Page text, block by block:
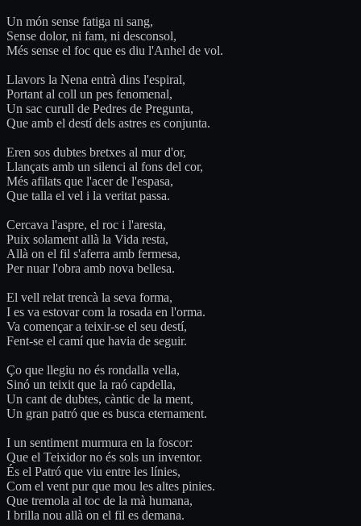
Un món sense fatiga ni sang,
Sense dolor, ni fam, ni desconsol,
Més sense el foc que es diu l'Anhel de vol.
Llavors la Nena entrà dins l'espiral,
Portant al coll un pes fenomenal,
Un sac curull de Pedres de Pregunta,
Que amb el destí dels astres es conjunta.
Eren sos dubtes bretxes al mur d'or,
Llançats amb un silenci al fons del cor,
Més afilats que l'acer de l'espasa,
Que talla el vel i la veritat passa.
Cercava l'aspre, el roc i l'aresta,
Puix solament allà la Vida resta,
Allà on el fil s'aferra amb fermesa,
Per nuar l'obra amb nova bellesa.
El vell relat trencà la seva forma,
I es va estovar com la rosada en l'orma.
Va començar a teixir-se el seu destí,
Fent-se el camí que havia de seguir.
Ço que llegiu no és rondalla vella,
Sinó un teixit que la raó capdella,
Un cant de dubtes, càntic de la ment,
Un gran patró que es busca eternament.
I un sentiment murmura en la foscor:
Que el Teixidor no és sols un inventor.
És el Patró que viu entre les línies,
Com el vent pur que mou les altes pinies.
Que tremola al toc de la mà humana,
I brilla nou allà on el fil es demana.